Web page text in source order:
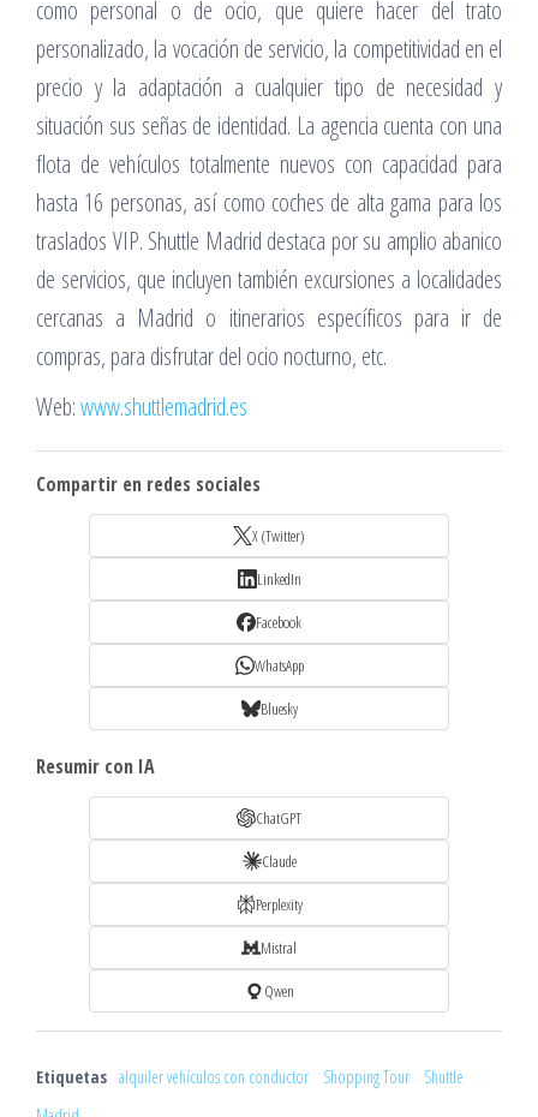
como personal o de ocio, que quiere hacer del trato
personalizado, la vocación de servicio, la competitividad en el
precio y la adaptación a cualquier tipo de necesidad y
situación sus señas de identidad. La agencia cuenta con una
flota de vehículos totalmente nuevos con capacidad para
hasta 16 personas, así como coches de alta gama para los
traslados VIP. Shuttle Madrid destaca por su amplio abanico
de servicios, que incluyen también excursiones a localidades
cercanas a Madrid o itinerarios específicos para ir de
compras, para disfrutar del ocio nocturno, etc.
Web:www.shuttlemadrid.es
Compartir en redes sociales
X (Twitter)
LinkedIn
Facebook
WhatsApp
Bluesky
Resumir con IA
ChatGPT
Claude
Perplexity
Mistral
Qwen
Etiquetas alquiler vehículos con conductor Shopping Tour
Shuttle